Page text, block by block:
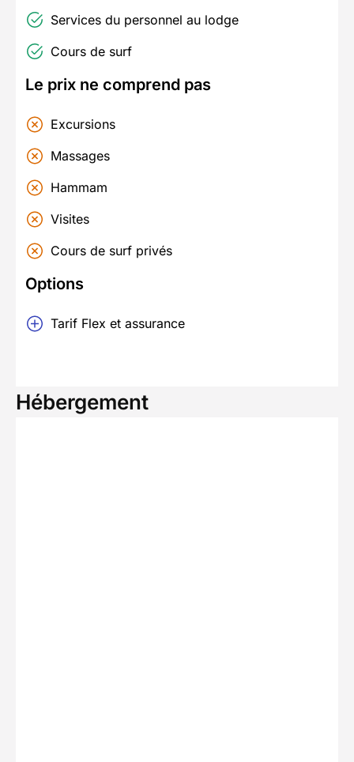
Services du personnel au lodge
Cours de surf
Le prix ne comprend pas
Excursions
Massages
Hammam
Visites
Cours de surf privés
Options
Tarif Flex et assurance
Hébergement